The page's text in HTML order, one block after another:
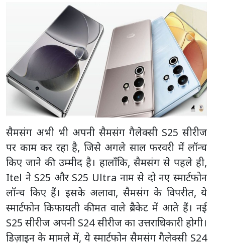
सैमसंग अभी भी अपनी सैमसंग गैलेक्सी S25 सीरीज
पर काम कर रहा है, जिसे अगले साल फरवरी में लॉन्च
किए जाने की उम्मीद है। हालाँकि, सैमसंग से पहले ही,
Itel ने S25 और S25 Ultra नाम से दो नए स्मार्टफोन
लॉन्च किए हैं। इसके अलावा, सैमसंग के विपरीत, ये
स्मार्टफोन किफायती कीमत वाले ब्रैकेट में आते हैं। नई
S25 सीरीज अपनी S24 सीरीज का उत्तराधिकारी होगी।
डिज़ाइन के मामले में, ये स्मार्टफोन सैमसंग गैलेक्सी S24